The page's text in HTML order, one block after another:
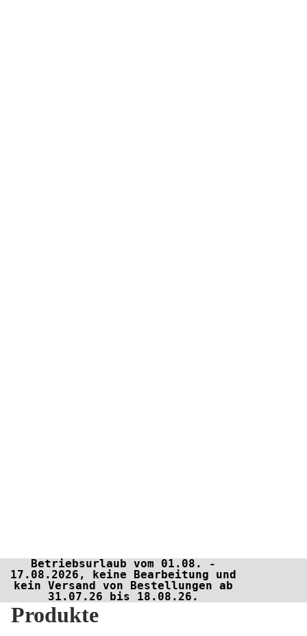
Betriebsurlaub vom 01.08. -
17.08.2026, keine Bearbeitung und
kein Versand von Bestellungen ab
31.07.26 bis 18.08.26.
Produkte